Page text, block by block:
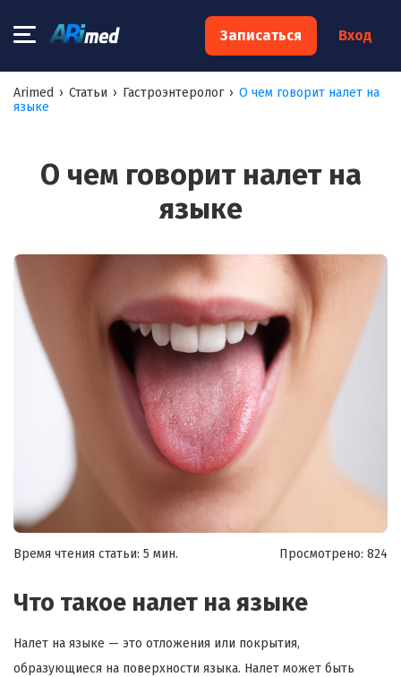
Записаться Вход
Arimed › Статьи › Гастроэнтеролог › О чем говорит налет на
языке
О чем говорит налет на
языке
Время чтения статьи: 5 мин. Просмотрено: 824
Что такое налет на языке
Налет на языке — это отложения или покрытия,
образующиеся на поверхности языка. Налет может быть
×
Запишитесь на консультацию к
Я согласен на обработку моих персональных данных